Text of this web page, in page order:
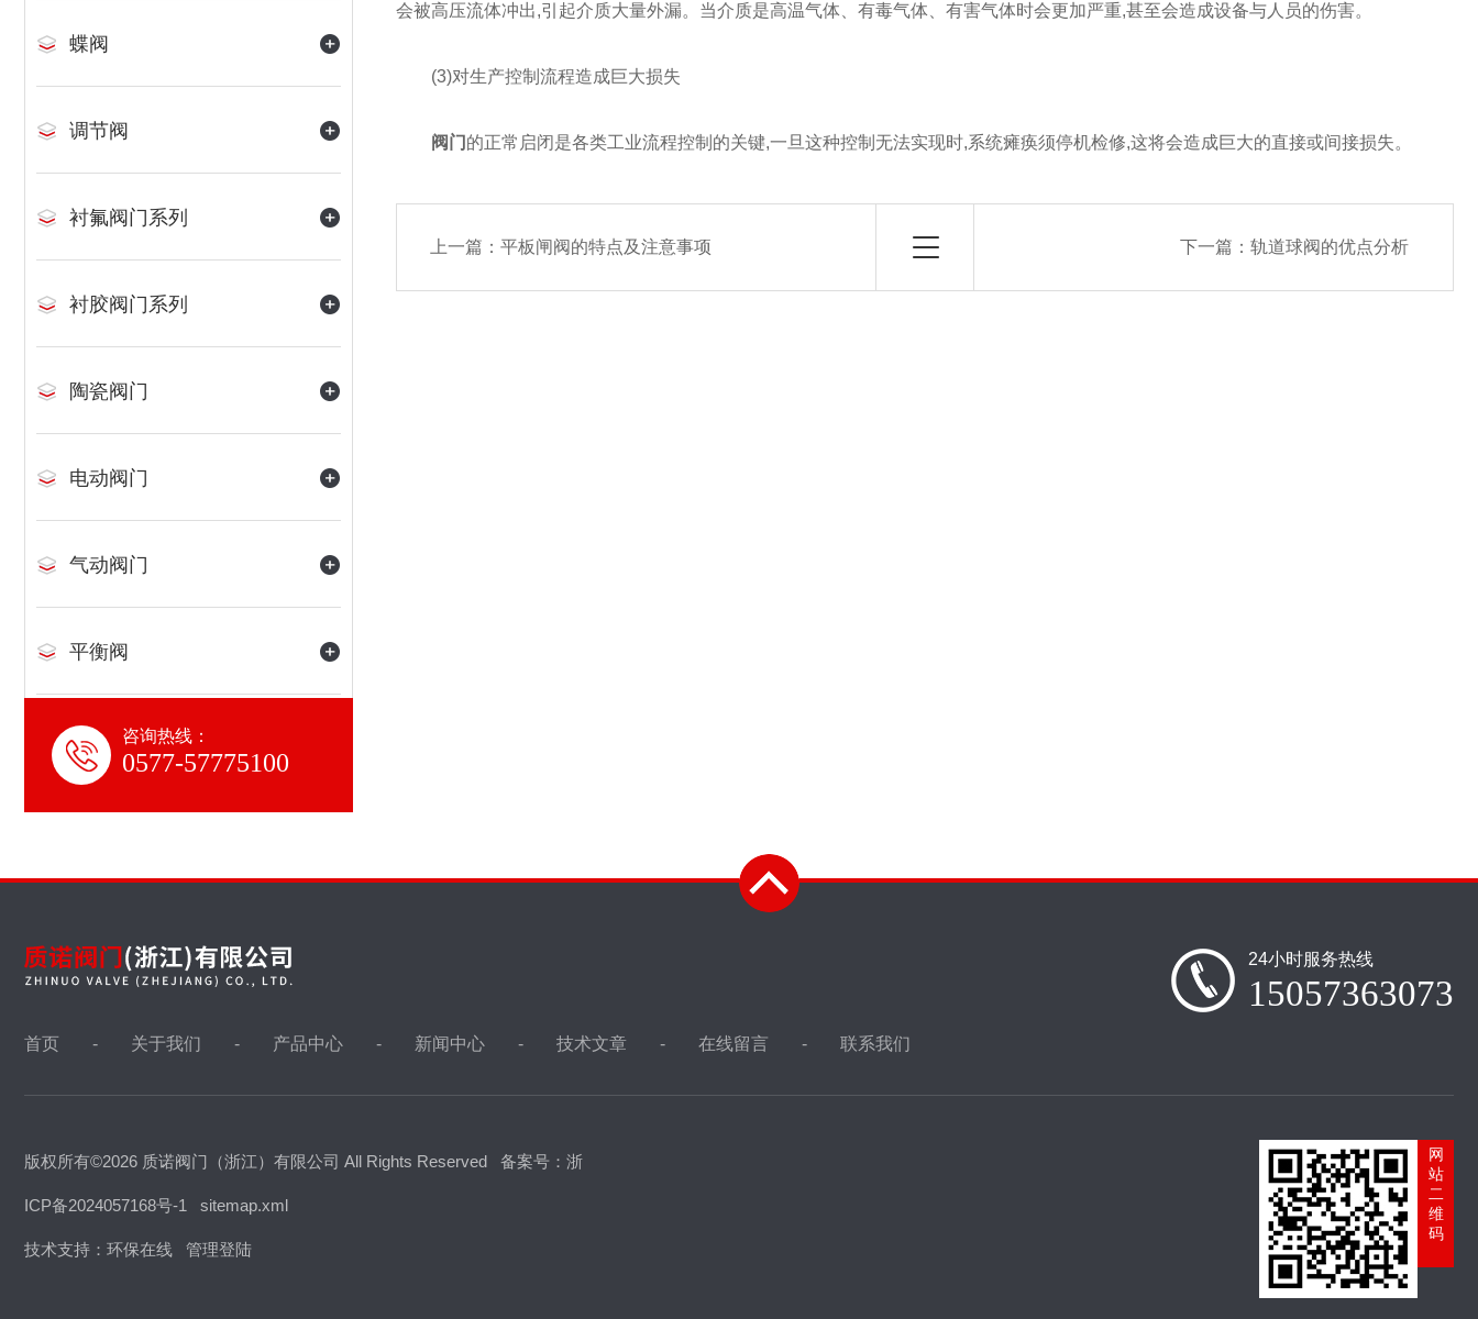
蝶阀
调节阀
衬氟阀门系列
衬胶阀门系列
陶瓷阀门
电动阀门
气动阀门
平衡阀
水力控制阀
疏水阀
排气阀,排泥阀
咨询热线：
0577-57775100
会被高压流体冲出,引起介质大量外漏。当介质是高温气体、有毒气体、有害气体时会更加严重,甚至会造成设备与人员的伤害。
(3)对生产控制流程造成巨大损失
阀门 的正常启闭是各类工业流程控制的关键,一旦这种控制无法实现时,系统瘫痪须停机检修,这将会造成巨大的直接或间接损失。
上一篇： 平板闸阀的特点及注意事项 下一篇： 轨道球阀的优点分析
首页 关于我们 产品中心 新闻中心 技术文章 在线留言 联系我们
24小时服务热线
15057363073
版权所有©2026 质诺阀门（浙江）有限公司 All Rights Reserved 备案号：浙
ICP备2024057168号-1 sitemap.xml
技术支持： 环保在线 管理登陆
网
站
二
维
码